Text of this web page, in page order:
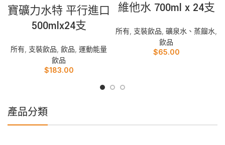
寶礦力水特 平行進口
500mlx24支
所有 支裝飲品 飲品 運動能量
飲品
$183.00
維他水 700ml x 24支
所有, 支裝飲品, 礦泉水、蒸餾水,
飲品
$65.00
產品分類